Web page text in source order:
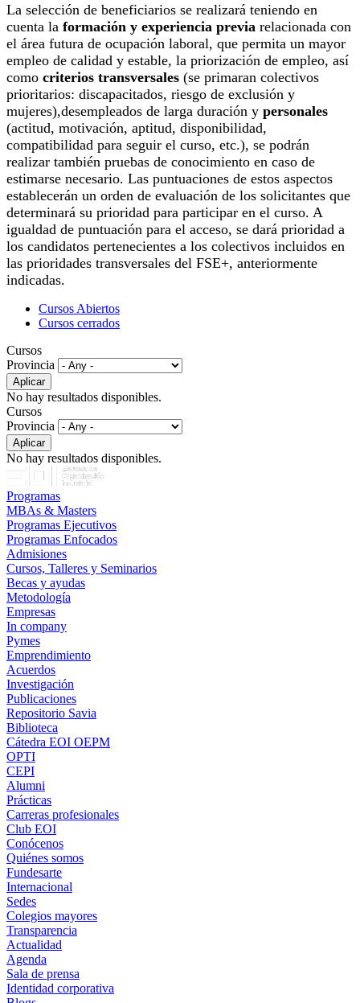
La selección de beneficiarios se realizará teniendo en
cuenta la formación y experiencia previa relacionada con
el área futura de ocupación laboral, que permita un mayor
empleo de calidad y estable, la priorización de empleo, así
como criterios transversales (se primaran colectivos
prioritarios: discapacitados, riesgo de exclusión y
mujeres),desempleados de larga duración y personales
(actitud, motivación, aptitud, disponibilidad,
compatibilidad para seguir el curso, etc.), se podrán
realizar también pruebas de conocimiento en caso de
estimarse necesario. Las puntuaciones de estos aspectos
establecerán un orden de evaluación de los solicitantes que
determinará su prioridad para participar en el curso. A
igualdad de puntuación para el acceso, se dará prioridad a
los candidatos pertenecientes a los colectivos incluidos en
las prioridades transversales del FSE+, anteriormente
indicadas.
Cursos Abiertos
Cursos cerrados
Cursos
Provincia
No hay resultados disponibles.
Cursos
Provincia
No hay resultados disponibles.
Programas
MBAs & Masters
Programas Ejecutivos
Programas Enfocados
Admisiones
Cursos, Talleres y Seminarios
Becas y ayudas
Metodología
Empresas
In company
Pymes
Emprendimiento
Acuerdos
Investigación
Publicaciones
Repositorio Savia
Biblioteca
Cátedra EOI OEPM
OPTI
CEPI
Alumni
Prácticas
Carreras profesionales
Club EOI
Conócenos
Quiénes somos
Fundesarte
Internacional
Sedes
Colegios mayores
Transparencia
Actualidad
Agenda
Sala de prensa
Identidad corporativa